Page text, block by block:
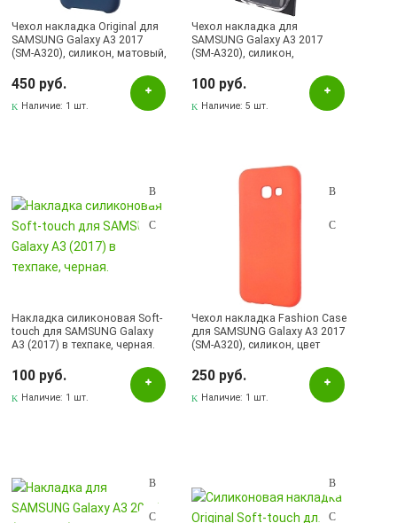
Чехол накладка Original для
SAMSUNG Galaxy А3 2017
(SM-A320), силикон, матовый,
450 руб.
Наличие: 1 шт.
Чехол накладка для
SAMSUNG Galaxy A3 2017
(SM-A320), силикон,
прозрачный
100 руб.
Наличие:5 шт.
Накладка силиконовая Soft-
touch для SAMSUNG Galaxy
A3 (2017) в техпаке, черная.
100 руб.
Наличие: 1 шт.
Чехол накладка Fashion Case
для SAMSUNG Galaxy A3 2017
(SM-A320), силикон, цвет
250 руб.
Наличие: 1 шт.